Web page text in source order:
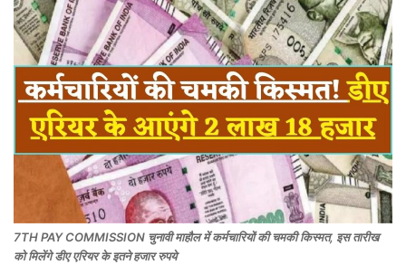
7TH PAY COMMISSION चुनावी माहौल में कर्मचारियों की चमकी किस्मत, इस तारीख
को मिलेंगे डीए एरियर के इतने हजार रुपये